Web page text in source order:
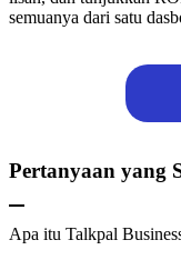
semuanya dari satu
Pertanyaan yang
Apa itu Talkpal